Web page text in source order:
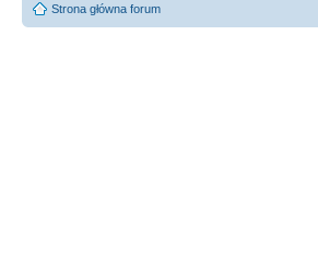
Strona główna forum